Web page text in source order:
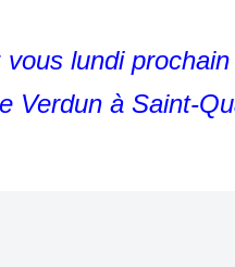
vous lundi
Verdun à Saint-